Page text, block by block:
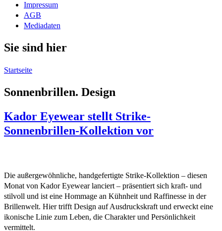
Impressum
AGB
Mediadaten
Sie sind hier
Startseite
Sonnenbrillen. Design
Kador Eyewear stellt Strike-
Sonnenbrillen-Kollektion vor
Die außergewöhnliche, handgefertigte Strike-Kollektion – diesen
Monat von Kador Eyewear lanciert – präsentiert sich kraft- und
stilvoll und ist eine Hommage an Kühnheit und Raffinesse in der
Brillenwelt. Hier trifft Design auf Ausdruckskraft und erweckt eine
ikonische Linie zum Leben, die Charakter und Persönlichkeit
vermittelt.